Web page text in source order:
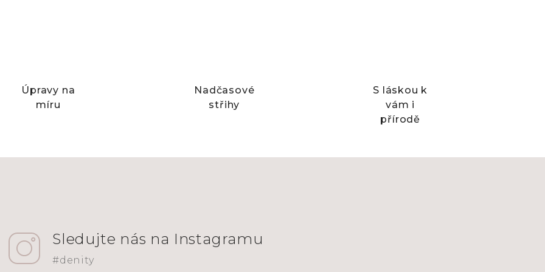
Úpravy na
míru
Nadčasové
střihy
S láskou k
vám i
přírodě